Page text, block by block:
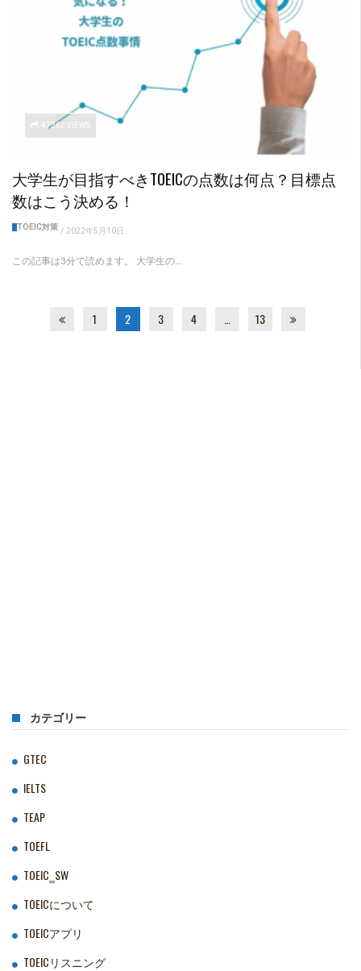
47362 VIEWS
大学生が目指すべきTOEICの点数は何点？目標点
数はこう決める！
TOEIC対策 / 2022年5月10日
この記事は3分で読めます。 大学生の...
1 2 3 4 13
カテゴリー
GTEC
IELTS
TEAP
TOEFL
TOEIC‗SW
TOEICについて
TOEICアプリ
TOEICリスニング